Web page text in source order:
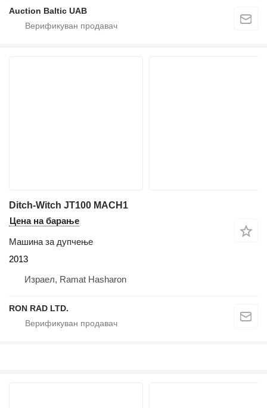
Auction Baltic UAB
Ditch-Witch JT100 MACH1
Цена на барање
Машина за дупчење
2013
Израел, Ramat Hasharon
RON RAD LTD.